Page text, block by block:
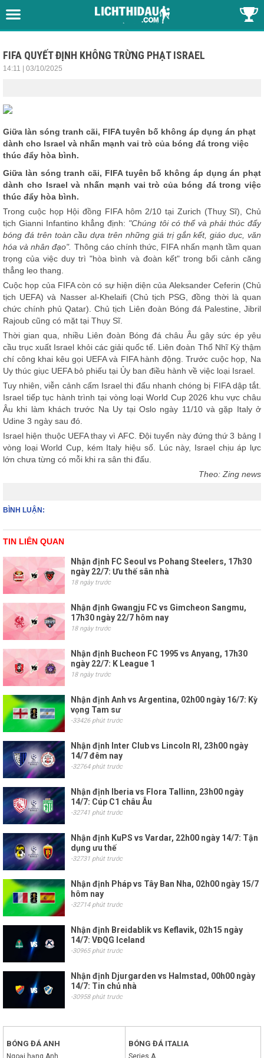
FIFA QUYẾT ĐỊNH KHÔNG TRỪNG PHẠT ISRAEL
14:11 | 03/10/2025
Giữa làn sóng tranh cãi, FIFA tuyên bố không áp dụng án phạt
dành cho Israel và nhấn mạnh vai trò của bóng đá trong việc
thúc đẩy hòa bình.
Giữa làn sóng tranh cãi, FIFA tuyên bố không áp dụng án phạt
dành cho Israel và nhấn mạnh vai trò của bóng đá trong việc
thúc đẩy hòa bình.
Trong cuộc họp Hội đồng FIFA hôm 2/10 tại Zurich (Thuỵ Sĩ), Chủ
tịch Gianni Infantino khẳng định: "Chúng tôi có thể và phải thúc đẩy
bóng đá trên toàn cầu dựa trên những giá trị gắn kết, giáo dục, văn
hóa và nhân đạo". Thông cáo chính thức, FIFA nhấn mạnh tầm quan
trọng của việc duy trì "hòa bình và đoàn kết" trong bối cảnh căng
thẳng leo thang.
Cuộc họp của FIFA còn có sự hiện diện của Aleksander Ceferin (Chủ
tịch UEFA) và Nasser al-Khelaifi (Chủ tịch PSG, đồng thời là quan
chức chính phủ Qatar). Chủ tịch Liên đoàn Bóng đá Palestine, Jibril
Rajoub cũng có mặt tại Thụy Sĩ.
Thời gian qua, nhiều Liên đoàn Bóng đá châu Âu gây sức ép yêu
cầu trục xuất Israel khỏi các giải quốc tế. Liên đoàn Thổ Nhĩ Kỳ thậm
chí công khai kêu gọi UEFA và FIFA hành động. Trước cuộc họp, Na
Uy thúc giục UEFA bỏ phiếu tại Ủy ban điều hành về việc loại Israel.
Tuy nhiên, viễn cảnh cấm Israel thi đấu nhanh chóng bị FIFA dập tắt.
Israel tiếp tục hành trình tại vòng loại World Cup 2026 khu vực châu
Âu khi làm khách trước Na Uy tại Oslo ngày 11/10 và gặp Italy ở
Udine 3 ngày sau đó.
Israel hiện thuộc UEFA thay vì AFC. Đội tuyển này đứng thứ 3 bảng I
vòng loại World Cup, kém Italy hiệu số. Lúc này, Israel chịu áp lực
lớn chưa từng có mỗi khi ra sân thi đấu.
Theo: Zing news
BÌNH LUẬN:
TIN LIÊN QUAN
Nhận định FC Seoul vs Pohang Steelers, 17h30
ngày 22/7: Ưu thế sân nhà
18 ngày trước
Nhận định Gwangju FC vs Gimcheon Sangmu,
17h30 ngày 22/7 hôm nay
18 ngày trước
Nhận định Bucheon FC 1995 vs Anyang, 17h30
ngày 22/7: K League 1
18 ngày trước
Nhận định Anh vs Argentina, 02h00 ngày 16/7: Kỳ
vọng Tam sư
-33426 phút trước
Nhận định Inter Club vs Lincoln RI, 23h00 ngày
14/7 đêm nay
-32764 phút trước
Nhận định Iberia vs Flora Tallinn, 23h00 ngày
14/7: Cúp C1 châu Âu
-32741 phút trước
Nhận định KuPS vs Vardar, 22h00 ngày 14/7: Tận
dụng ưu thế
-32731 phút trước
Nhận định Pháp vs Tây Ban Nha, 02h00 ngày 15/7
hôm nay
-32714 phút trước
Nhận định Breidablik vs Keflavik, 02h15 ngày
14/7: VĐQG Iceland
-30965 phút trước
Nhận định Djurgarden vs Halmstad, 00h00 ngày
14/7: Tin chủ nhà
-30958 phút trước
BÓNG ĐÁ ANH
Ngoại hạng Anh
BÓNG ĐÁ ITALIA
Series A